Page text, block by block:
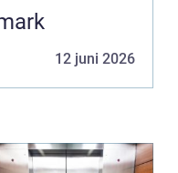
12 juni 2026